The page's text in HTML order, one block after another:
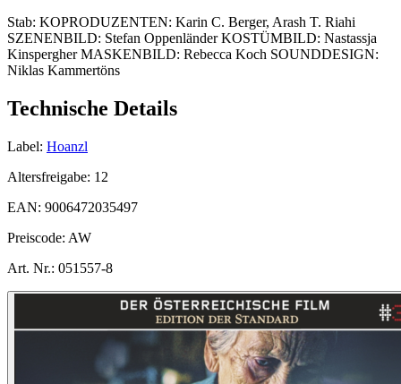
Stab: KOPRODUZENTEN: Karin C. Berger, Arash T. Riahi
SZENENBILD: Stefan Oppenländer KOSTÜMBILD: Nastassja
Kinspergher MASKENBILD: Rebecca Koch SOUNDDESIGN:
Niklas Kammertöns
Technische Details
Label: Hoanzl
Altersfreigabe: 12
EAN: 9006472035497
Preiscode: AW
Art. Nr.: 051557-8